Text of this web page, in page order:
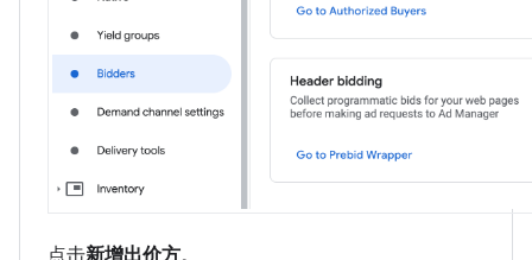
点击新增出价方。